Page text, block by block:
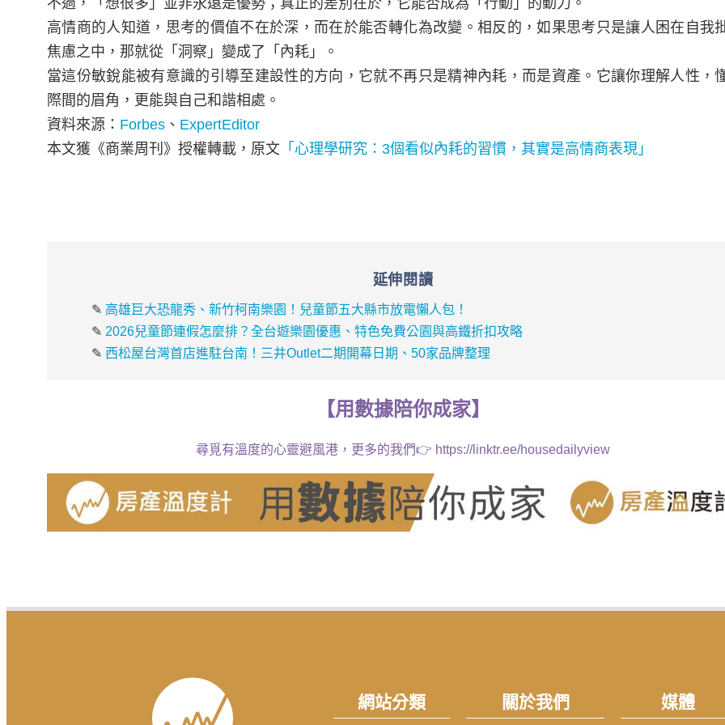
不過，「想很多」並非永遠是優勢；真正的差別在於，它能否成為「行動」的動力。
高情商的人知道，思考的價值不在於深，而在於能否轉化為改變。相反的，如果思考只是讓人困在自我
焦慮之中，那就從「洞察」變成了「內耗」。
當這份敏銳能被有意識的引導至建設性的方向，它就不再只是精神內耗，而是資產。它讓你理解人性，
際間的眉角，更能與自己和諧相處。
資料來源： Forbes 、 ExpertEditor
本文獲《商業周刊》授權轉載，原文 「心理學研究：3個看似內耗的習慣，其實是高情商表現」
延伸閱讀
✎ 高雄巨大恐龍秀、新竹柯南樂園！兒童節五大縣市放電懶人包！
✎ 2026兒童節連假怎麼排？全台遊樂園優惠、特色免費公園與高鐵折扣攻略
✎ 西松屋台灣首店進駐台南！三井Outlet二期開幕日期、50家品牌整理
【用數據陪你成家】
尋覓有溫度的心靈避風港，更多的我們👉 https://linktr.ee/housedailyview
網站分類 關於我們 媒體